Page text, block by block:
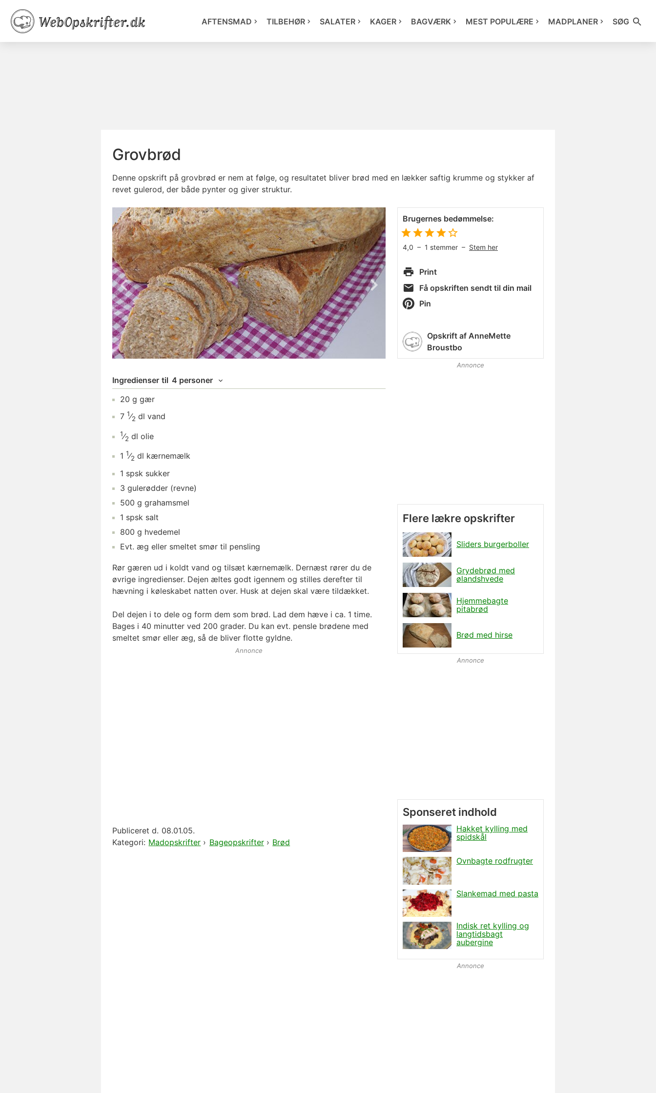
AFTENSMAD TILBEHØR SALATER KAGER BAGVÆRK MEST POPULÆRE MADPLANER SØG
Grovbrød
Denne opskrift på grovbrød er nem at følge, og resultatet bliver brød med en lækker saftig krumme og stykker af
revet gulerod, der både pynter og giver struktur.
Ingredienser til 4 personer
20 g gær
7 1⁄2 dl vand
1⁄2 dl olie
1 1⁄2 dl kærnemælk
1 spsk sukker
3 gulerødder (revne)
500 g grahamsmel
1 spsk salt
800 g hvedemel
Evt. æg eller smeltet smør til pensling
Rør gæren ud i koldt vand og tilsæt kærnemælk. Dernæst rører du de
øvrige ingredienser. Dejen æltes godt igennem og stilles derefter til
hævning i køleskabet natten over. Husk at dejen skal være tildækket.
Del dejen i to dele og form dem som brød. Lad dem hæve i ca. 1 time.
Bages i 40 minutter ved 200 grader. Du kan evt. pensle brødene med
smeltet smør eller æg, så de bliver flotte gyldne.
Annonce
Publiceret d. 08.01.05.
Kategori: Madopskrifter › Bageopskrifter› Brød
Brugernes bedømmelse:
4,0 – 1 stemmer – Stem her
Print
Få opskriften sendt til din mail
Pin
Opskrift af AnneMette
Broustbo
Annonce
Flere lækre opskrifter
Sliders burgerboller
Grydebrød med
ølandshvede
Hjemmebagte
pitabrød
Brød med hirse
Annonce
Annonce